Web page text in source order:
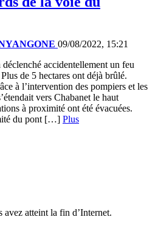
09/08/2022, 15:21
accidentellement un feu
de 5 hectares ont déjà brûlé.
à l’intervention des pompiers et les
vers Chabanet le haut
à proximité ont été évacuées.
du pont […] Plus
atteint la fin d’Internet.